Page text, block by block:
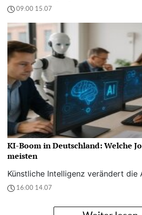
09:00 15.07
KI-Boom in Deutschland: Welche
meisten
Künstliche Intelligenz verändert die
16:00 14.07